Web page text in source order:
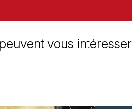
vous intéresser